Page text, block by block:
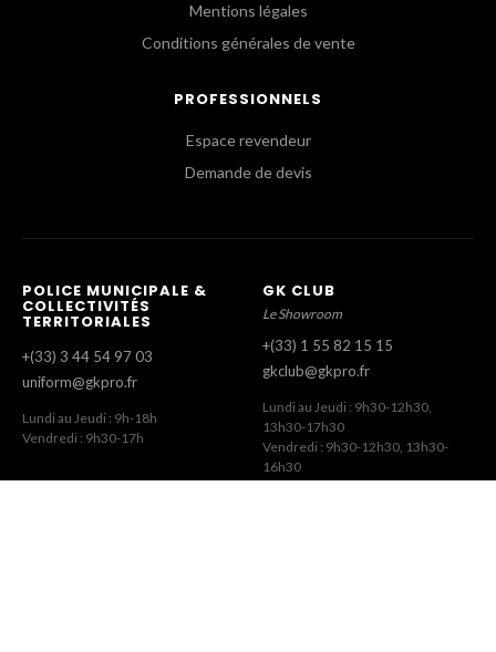
Mentions légales
Conditions générales de vente
PROFESSIONNELS
Espace revendeur
Demande de devis
POLICE MUNICIPALE &
COLLECTIVITÉS
TERRITORIALES
+(33) 3 44 54 97 03
uniform@gkpro.fr
Lundi au Jeudi : 9h-18h
Vendredi : 9h30-17h
GK CLUB
Le Showroom
+(33) 1 55 82 15 15
gkclub@gkpro.fr
Lundi au Jeudi : 9h30-12h30,
13h30-17h30
Vendredi : 9h30-12h30, 13h30-
16h30